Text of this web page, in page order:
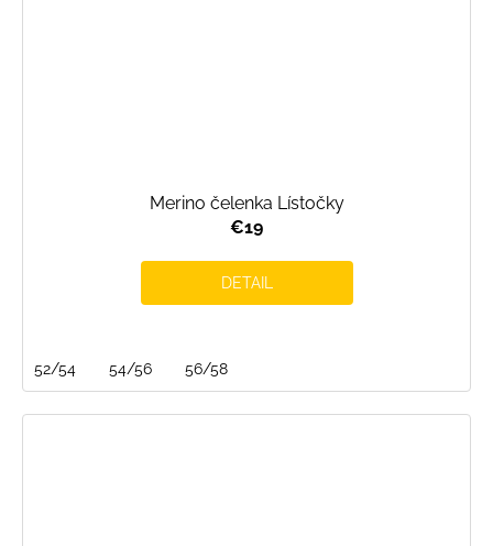
Merino čelenka Lístočky
€19
DETAIL
52/54 54/56 56/58